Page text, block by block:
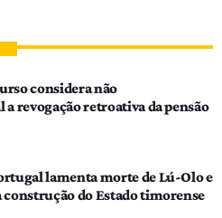
considera não
revogação retroativa da pensão
lamenta morte de Lú-Olo e
construção do Estado timorense